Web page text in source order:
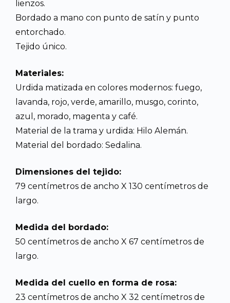
lienzos.
Bordado a mano con punto de satín y punto
entorchado.
Tejido único.
Materiales:
Urdida matizada en colores modernos: fuego,
lavanda, rojo, verde, amarillo, musgo, corinto,
azul, morado, magenta y café.
Material de la trama y urdida: Hilo Alemán.
Material del bordado: Sedalina.
Dimensiones del tejido:
79 centímetros de ancho X 130 centímetros de
largo.
Medida del bordado:
50 centímetros de ancho X 67 centímetros de
largo.
Medida del cuello en forma de rosa:
23 centímetros de ancho X 32 centímetros de